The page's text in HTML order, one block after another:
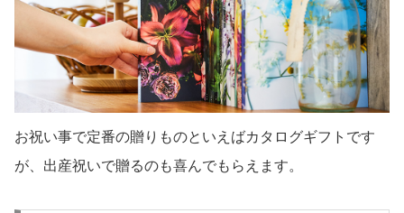
お祝い事で定番の贈りものといえばカタログギフトです
が、出産祝いで贈るのも喜んでもらえます。